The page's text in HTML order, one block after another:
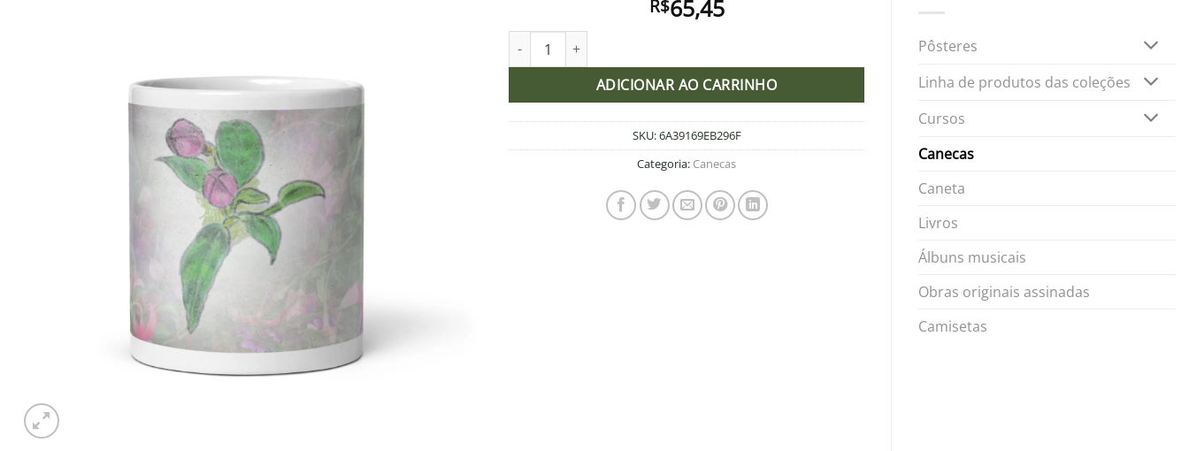
R$65,45
ADICIONAR AO CARRINHO
SKU:6A39169EB296F
Categoria: Canecas
Pôsteres
Linha de produtos das coleções
Cursos
Canecas
Caneta
Livros
Álbuns musicais
Obras originais assinadas
Camisetas